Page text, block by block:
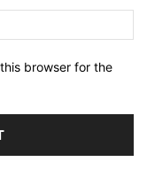
browser for the